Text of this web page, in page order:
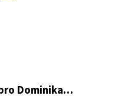
Dominika…